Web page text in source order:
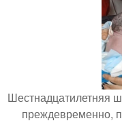
Шестнадцатилетняя
преждевременно,